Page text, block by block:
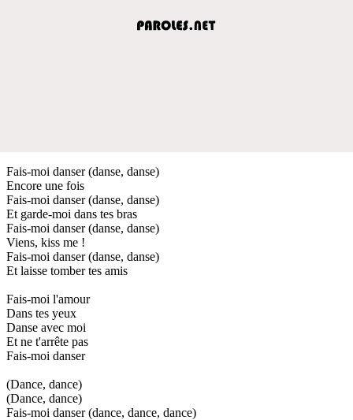
Fais-moi danser (danse, danse)
Encore une fois
Fais-moi danser (danse, danse)
Et garde-moi dans tes bras
Fais-moi danser (danse, danse)
Viens, kiss me !
Fais-moi danser (danse, danse)
Et laisse tomber tes amis
Fais-moi l'amour
Dans tes yeux
Danse avec moi
Et ne t'arrête pas
Fais-moi danser
(Dance, dance)
(Dance, dance)
Fais-moi danser (dance, dance, dance)